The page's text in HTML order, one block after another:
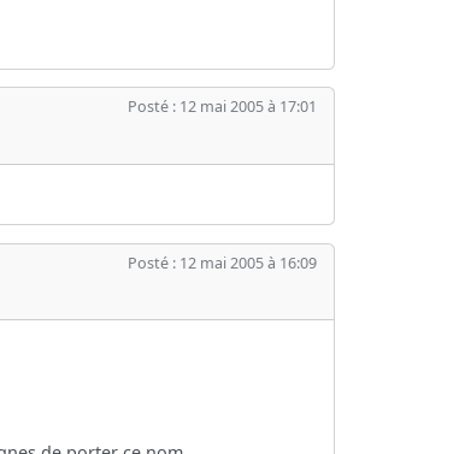
Posté : 12 mai 2005 à 17:01
Posté : 12 mai 2005 à 16:09